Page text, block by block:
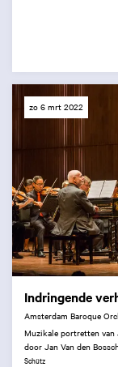
Indringende
Amsterdam Baroque
Muzikale portretten van
door Jan Van den
Schütz
zo 6 mrt 2022